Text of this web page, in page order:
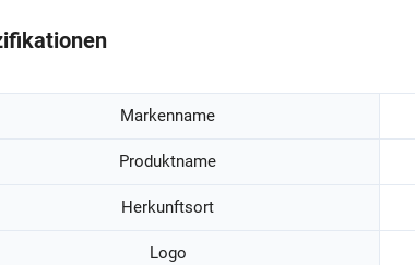
Markenname
Produktname
Herkunftsort
Logo